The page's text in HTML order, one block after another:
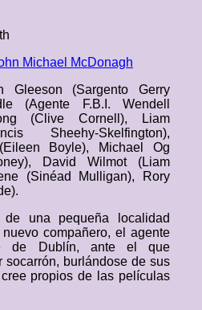
Michael McDonagh
Gleeson (Sargento Gerry
(Agente F.B.I. Wendell
(Clive Cornell), Liam
Sheehy-Skelfington),
Boyle), Michael Og
David Wilmot (Liam
(Sinéad Mulligan), Rory
una pequeña localidad
compañero, el agente
de Dublín, ante el que
socarrón, burlándose de sus
propios de las películas